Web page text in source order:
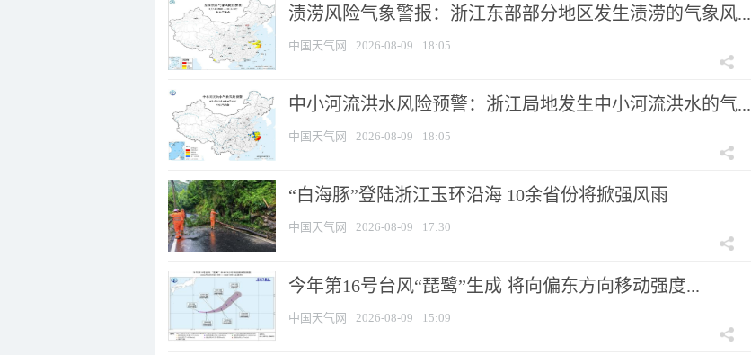
渍涝风险气象警报：浙江东部部分地区发生渍涝的气象风...
中国天气网 2026-08-09 18:05
中小河流洪水风险预警：浙江局地发生中小河流洪水的气...
中国天气网 2026-08-09 18:05
“白海豚”登陆浙江玉环沿海 10余省份将掀强风雨
中国天气网 2026-08-09 17:30
今年第16号台风“琵鹭”生成 将向偏东方向移动强度...
中国天气网 2026-08-09 15:09